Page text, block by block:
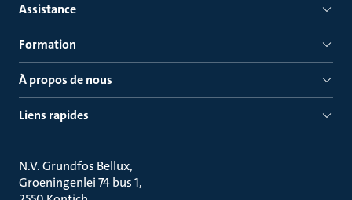
Assistance
Formation
À propos de nous
Liens rapides
N.V. Grundfos Bellux
Groeningenlei 74 bus 1